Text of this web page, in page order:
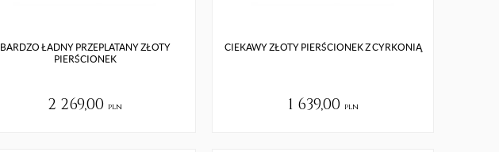
BARDZO ŁADNY PRZEPLATANY ZŁOTY
PIERŚCIONEK
2 269,00 pln
CIEKAWY ZŁOTY PIERŚCIONEK Z CYRKONIĄ
1 639,00 pln